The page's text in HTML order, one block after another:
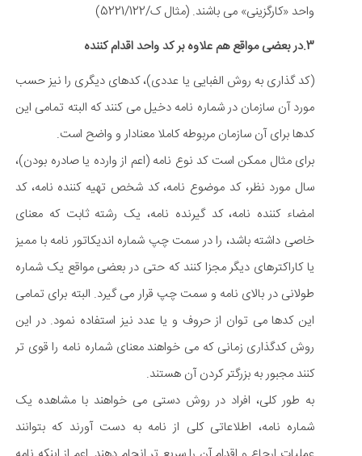
واحد «کارگزینی» می باشند. (مثال ک/5221/122)
3.در بعضی مواقع هم علاوه بر کد واحد اقدام کننده
(کد گذاری به روش الفبایی یا عددی)، کدهای دیگری را نیز حسب
مورد آن سازمان در شماره نامه دخیل می کنند که البته تمامی این
کدها برای آن سازمان مربوطه کاملا معنادار و واضح است.
برای مثال ممکن است کد نوع نامه (اعم از وارده یا صادره بودن)،
سال مورد نظر، کد موضوع نامه، کد شخص تهیه کننده نامه، کد
امضاء کننده نامه، کد گیرنده نامه، یک رشته ثابت که معنای
خاصی داشته باشد، را در سمت چپ شماره اندیکاتور نامه با ممیز
یا کاراکترهای دیگر مجزا کنند که حتی در بعضی مواقع یک شماره
طولانی در بالای نامه و سمت چپ قرار می گیرد. البته برای تمامی
این کدها می توان از حروف و یا عدد نیز استفاده نمود. در این
روش کدگذاری زمانی که می خواهند معنای شماره نامه را قوی تر
کنند مجبور به بزرگتر کردن آن هستند.
به طور کلی، افراد در روش دستی می خواهند با مشاهده یک
شماره نامه، اطلاعاتی کلی از نامه به دست آورند که بتوانند